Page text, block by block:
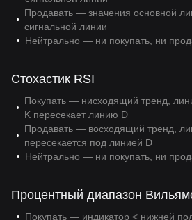
Продавать — значения основной
сигнальной линии
Нейтрально — ни покупать, ни
Стохастик RSI
Покупать — нисходящий тренд,
K пересекает линию D
Продавать — восходящий тренд,
пересекается под линией D
Нейтрально — ни покупать, ни
Процентный диапазон
Покупать — индикатор < нижней